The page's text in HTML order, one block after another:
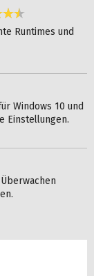
4,4 Sterne
Runtimes und
Sterne
Windows 10 und
Einstellungen.